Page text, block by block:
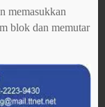
memasukkan
blok dan memutar